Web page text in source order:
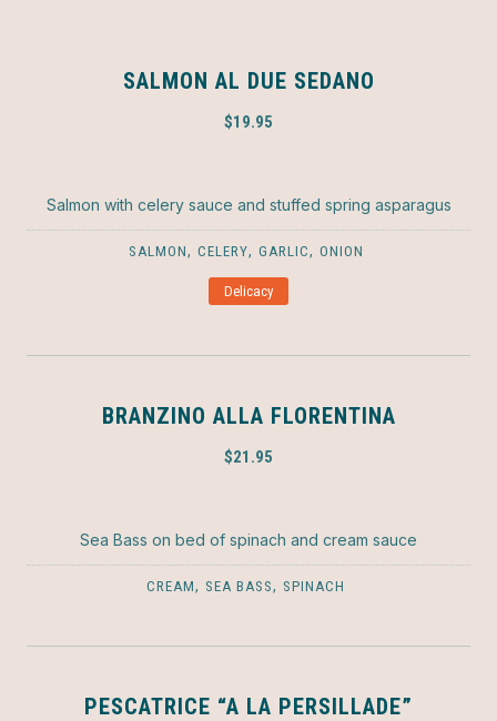
SALMON AL DUE SEDANO
$19.95
Salmon with celery sauce and stuffed spring asparagus
SALMON, CELERY, GARLIC, ONION
Delicacy
BRANZINO ALLA FLORENTINA
$21.95
Sea Bass on bed of spinach and cream sauce
CREAM, SEA BASS, SPINACH
PESCATRICE “A LA PERSILLADE”